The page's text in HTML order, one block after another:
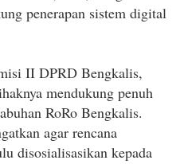
penerapan sistem digital
II DPRD Bengkalis,
mendukung penuh
RoRo Bengkalis.
agar rencana
disosialisasikan kepada